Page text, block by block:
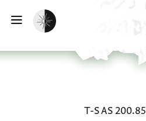
הפעלת מצב כהה
T-S AS 200.85